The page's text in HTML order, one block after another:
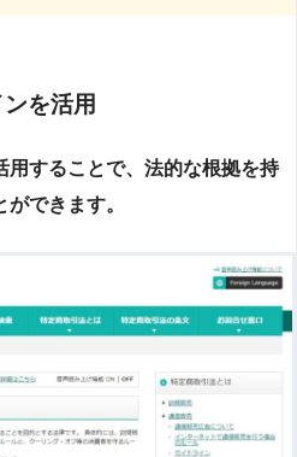
を活用
用することで、法的な根拠を持
できます。